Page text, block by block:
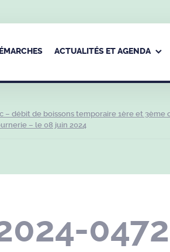
ACTUALITÉS ET AGENDA
– débit de boissons temporaire 1ère et 3ème
– le 08 juin 2024